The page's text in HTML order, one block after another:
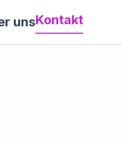
unsKontakt